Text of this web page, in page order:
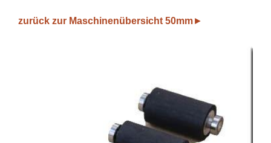
zurück zur Maschinenübersicht 50mm►